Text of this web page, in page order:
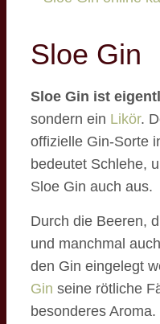
Sloe Gin
Sloe Gin ist
sondern ein Likör.
offizielle Gin-Sorte
bedeutet Schlehe,
Sloe Gin auch aus.
Durch die Beeren,
und manchmal
den Gin eingelegt
Gin seine rötliche
besonderes Aroma.